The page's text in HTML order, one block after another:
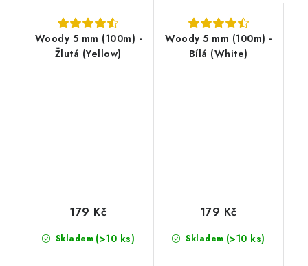
Woody 5 mm (100m) -
Žlutá (Yellow)
Skladem (>10 ks)
179 Kč
Woody 5 mm (100m) -
Bílá (White)
Skladem (>10 ks)
179 Kč